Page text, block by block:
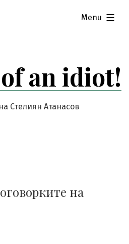
an idiot!
Стелиян Атанасов
Menu
expanded
на